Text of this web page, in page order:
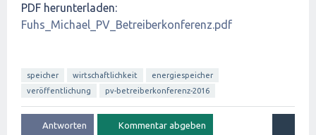
PDF herunterladen:
Fuhs_Michael_PV_Betreiberkonferenz.pdf
speicher wirtschaftlichkeit
energiespeicher
veröffentlichung
pv-betreiberkonferenz-2016